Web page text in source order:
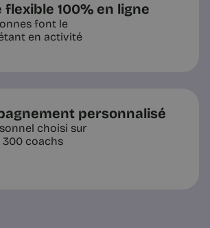
100% en ligne
font le
en activité
personnalisé
choisi sur
300 coachs